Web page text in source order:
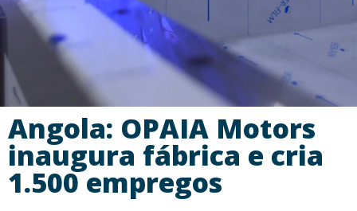
Angola: OPAIA Motors
inaugura fábrica e cria
1.500 empregos